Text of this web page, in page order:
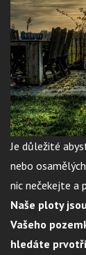
Je důležité
nebo
nic nečekejte a
Naše ploty
Vašeho
hledáte